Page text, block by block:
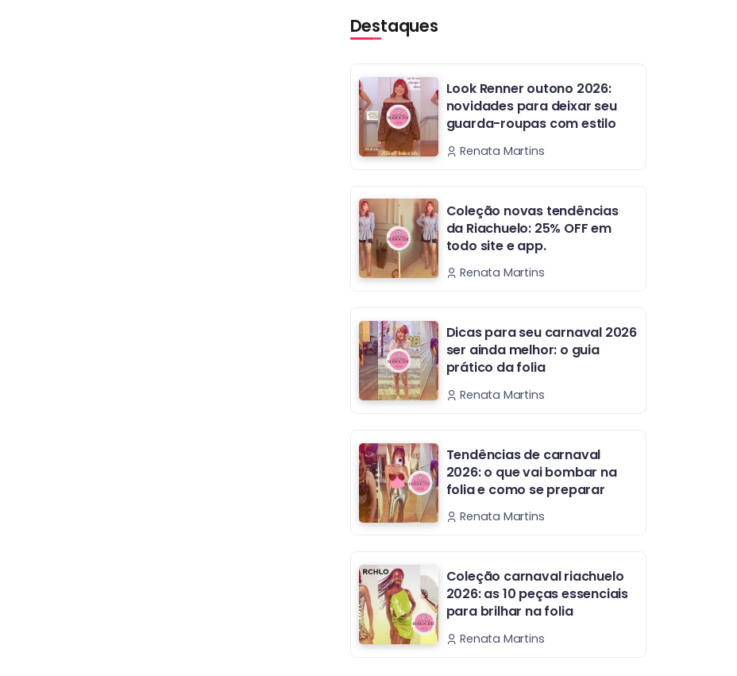
Destaques
Look Renner outono 2026:
novidades para deixar seu
guarda-roupas com estilo
Renata Martins
Coleção novas tendências
da Riachuelo: 25% OFF em
todo site e app.
Renata Martins
Dicas para seu carnaval 2026
ser ainda melhor: o guia
prático da folia
Renata Martins
Tendências de carnaval
2026: o que vai bombar na
folia e como se preparar
Renata Martins
Coleção carnaval riachuelo
2026: as 10 peças essenciais
para brilhar na folia
Renata Martins